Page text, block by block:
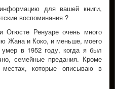
для вашей книги,
воспоминания ?
Ренуаре очень много
Жана и Коко, и меньше, моего
в 1952 году, когда я был
семейные предания. Кроме
которые описываю в